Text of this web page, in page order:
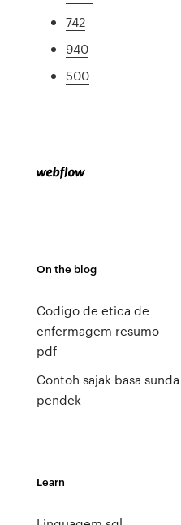
742
940
500
On the blog
Codigo de etica de
enfermagem resumo
pdf
Contoh sajak basa sunda
pendek
Learn